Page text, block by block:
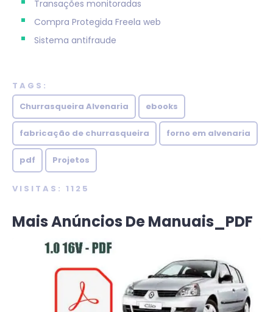
Transações monitoradas
Compra Protegida Freela web
Sistema antifraude
TAGS:
Churrasqueira Alvenaria
ebooks
fabricação de churrasqueira forno em alvenaria
pdf Projetos
VISITAS: 1125
Mais Anúncios De Manuais_PDF